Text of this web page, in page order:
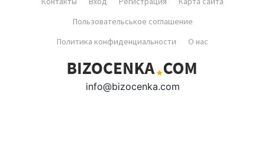
Пользовательськое соглашение
Политика конфиденциальности
О нас
info@bizocenka.com